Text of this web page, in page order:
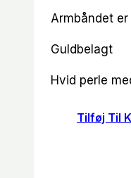
Armbåndet
Guldbelagt
Hvid perle
Tilføj Til